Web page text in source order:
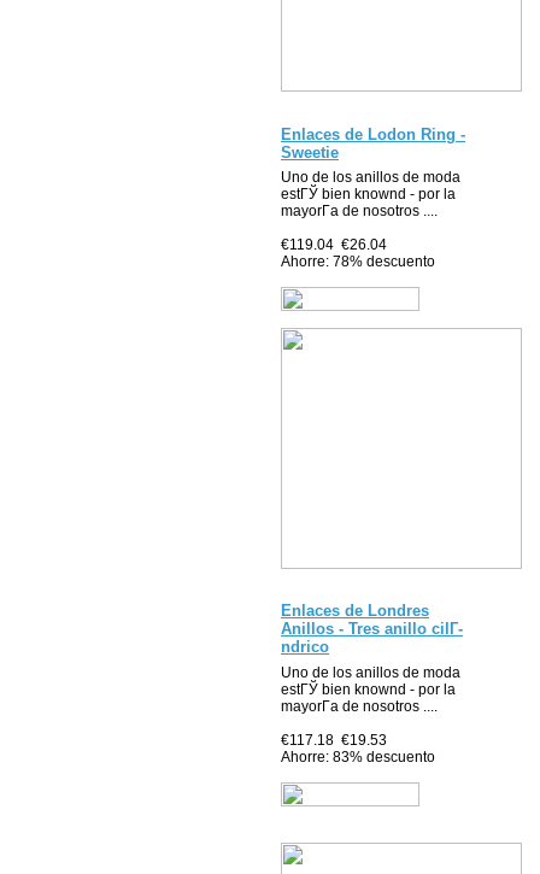
Enlaces de Lodon Ring -
Sweetie
Uno de los anillos de moda
estГЎ bien knownd - por la
mayorГ­a de nosotros ....
€119.04 €26.04
Ahorre: 78% descuento
Enlaces de Londres
Anillos - Tres anillo cilГ­
ndrico
Uno de los anillos de moda
estГЎ bien knownd - por la
mayorГ­a de nosotros ....
€117.18 €19.53
Ahorre: 83% descuento